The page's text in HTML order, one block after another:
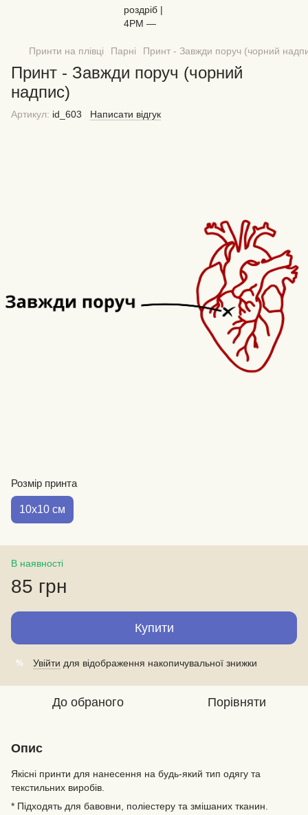
Принти на плівці Парні Принт - Завжди поруч (чорний
Принт - Завжди поруч (чорний
надпис)
Артикул: id_603 Написати відгук
Розмір принта
10х10 см
В наявності
85 грн
Купити
% Увійти для відображення накопичувальної знижки
До обраного Порівняти
Опис
Якісні принти для нанесення на будь-який тип одягу та
текстильних виробів.
* Підходять для бавовни, поліестеру та змішаних тканин.